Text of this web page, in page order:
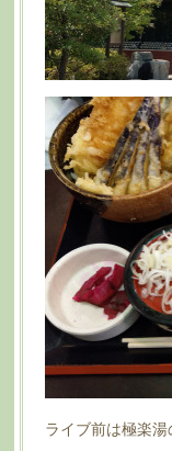
ライブ前は極楽湯